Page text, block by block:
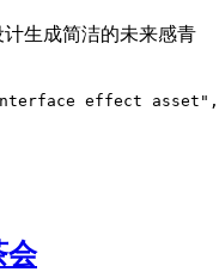
生成简洁的未来感青
effect
会